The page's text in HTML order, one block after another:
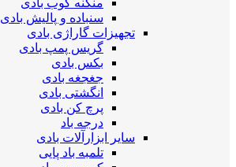
منگنه کوب بادی
سنباده و پالیش بادی
تجهیزات گاراژی بادی
گریس پمپ بادی
بکس بادی
جغجغه بادی
انگشتی بادی
پرچ کن بادی
درجه باد
سایر ابزارآلات بادی
تلمبه باد پایی